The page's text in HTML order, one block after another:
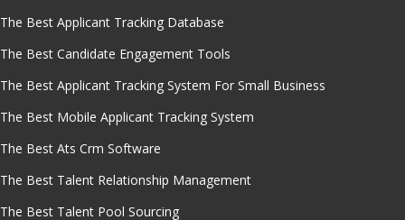
The Best Applicant Tracking Database
The Best Candidate Engagement Tools
The Best Applicant Tracking System For Small Business
The Best Mobile Applicant Tracking System
The Best Ats Crm Software
The Best Talent Relationship Management
The Best Talent Pool Sourcing